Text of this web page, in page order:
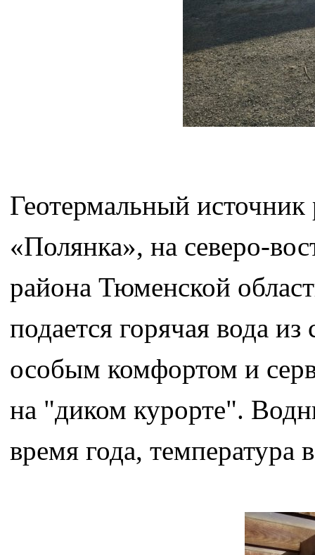
Геотермальный
«Полянка», на северо-
района Тюменской
подается горячая вода
особым комфортом и
на "диком курорте".
время года, температура